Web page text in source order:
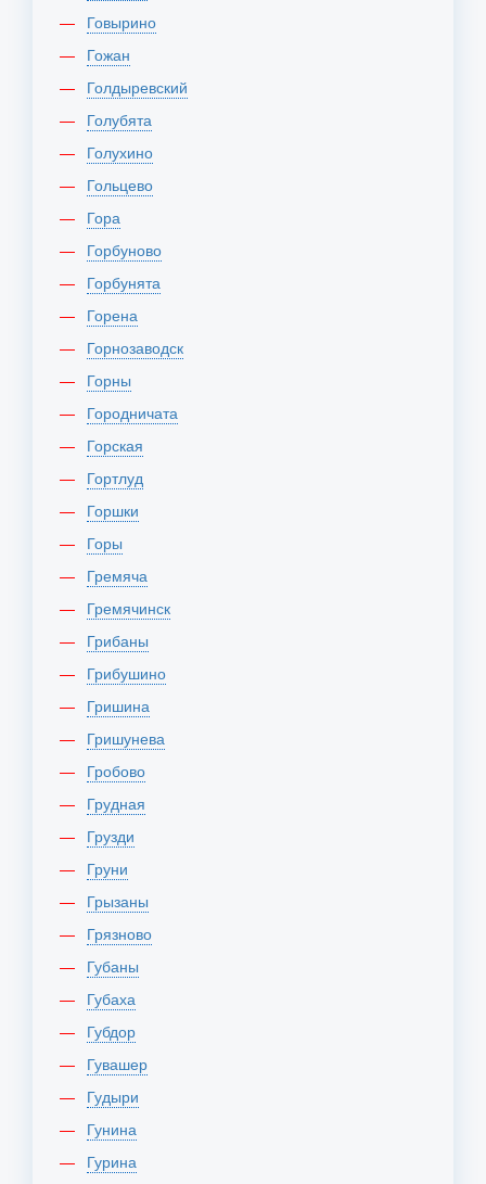
Говырино
Гожан
Голдыревский
Голубята
Голухино
Гольцево
Гора
Горбуново
Горбунята
Горена
Горнозаводск
Горны
Городничата
Горская
Гортлуд
Горшки
Горы
Гремяча
Гремячинск
Грибаны
Грибушино
Гришина
Гришунева
Гробово
Грудная
Грузди
Груни
Грызаны
Грязново
Губаны
Губаха
Губдор
Гувашер
Гудыри
Гунина
Гурина